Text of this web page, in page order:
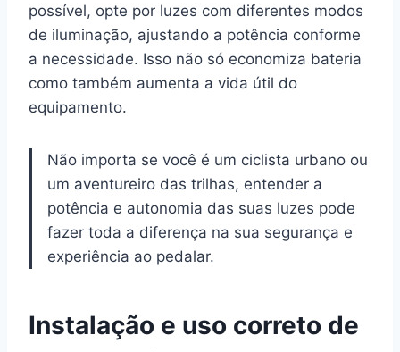
possível, opte por luzes com diferentes modos
de iluminação, ajustando a potência conforme
a necessidade. Isso não só economiza bateria
como também aumenta a vida útil do
equipamento.
Não importa se você é um ciclista urbano ou
um aventureiro das trilhas, entender a
potência e autonomia das suas luzes pode
fazer toda a diferença na sua segurança e
experiência ao pedalar.
Instalação e uso correto de